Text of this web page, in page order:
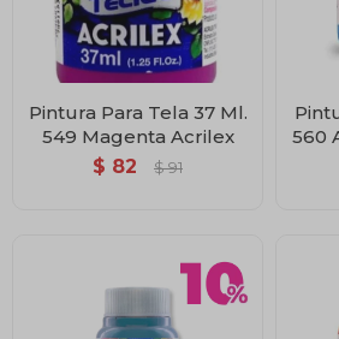
Pintura Para Tela 37 Ml.
549 Magenta Acrilex
$ 82 $ 91
560